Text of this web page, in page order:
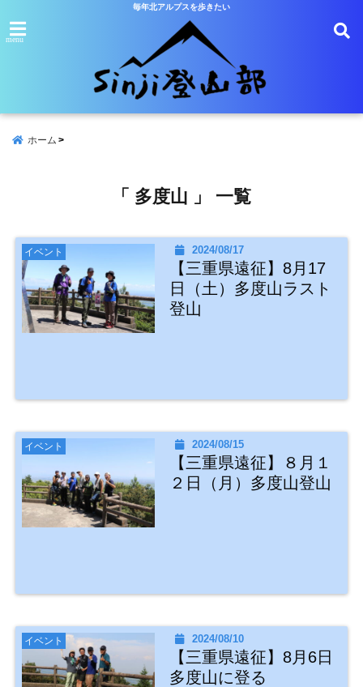
毎年北アルプスを歩きたい
menu
ホーム
「 多度山 」 一覧
イベント 2024/08/17
【三重県遠征】8月17
日（土）多度山ラスト
登山
イベント 2024/08/15
【三重県遠征】８月１
２日（月）多度山登山
イベント 2024/08/10
【三重県遠征】8月6日
多度山に登る